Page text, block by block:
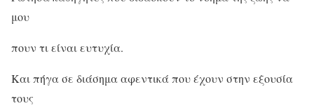
μου
πουν τι είναι ευτυχία.
Και πήγα σε διάσημα αφεντικά που έχουν στην εξουσία
τους